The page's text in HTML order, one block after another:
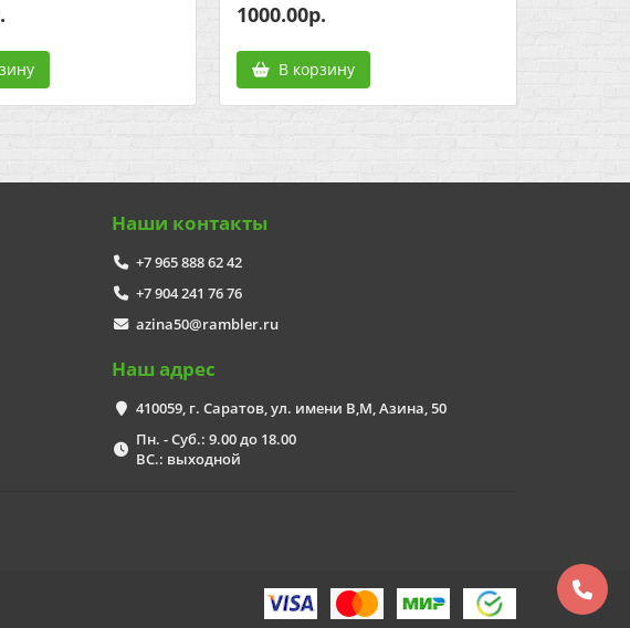
1000.00р.
В корзину
Наши контакты
+7 965 888 62 42
+7 904 241 76 76
azina50@rambler.ru
Наш адрес
410059, г. Саратов, ул. имени В,М, Азина, 50
Пн. - Суб.: 9.00 до 18.00
ВС.: выходной